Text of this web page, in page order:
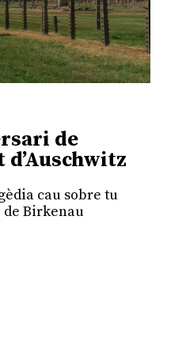
de
cau sobre tu
de Birkenau